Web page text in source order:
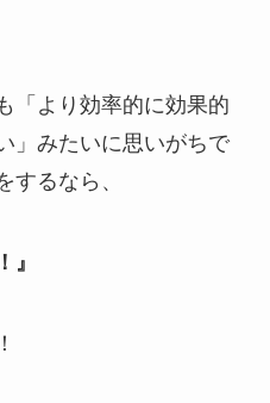
「より効率的に効果的
」みたいに思いがちで
するなら、
』